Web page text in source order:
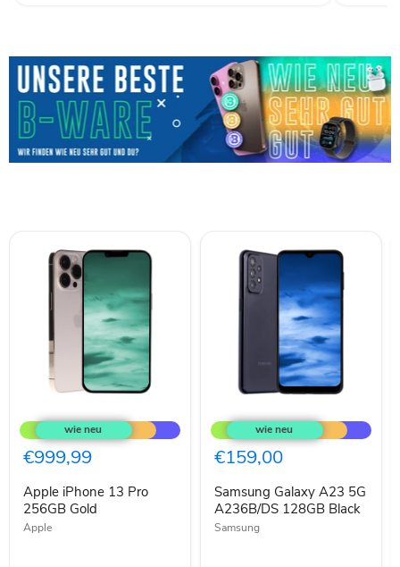
iPhone
13
Pro
256GB
€999,99
Apple iPhone 13 Pro
256GB Gold
Apple
Galaxy
A23
5G
A236B/DS
Black
€159,00
Samsung Galaxy A23 5G
A236B/DS 128GB Black
Samsung